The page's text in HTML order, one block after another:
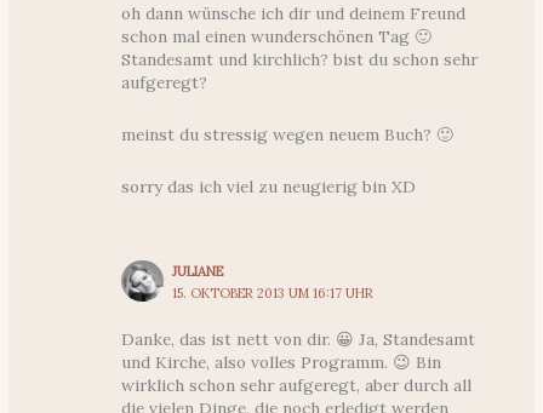
oh dann wünsche ich dir und deinem Freund
schon mal einen wunderschönen Tag 🙂
Standesamt und kirchlich? bist du schon sehr
aufgeregt?
meinst du stressig wegen neuem Buch? 🙂
sorry das ich viel zu neugierig bin XD
JULIANE
15. OKTOBER 2013 UM 16:17 UHR
Danke, das ist nett von dir. 😀 Ja, Standesamt
und Kirche, also volles Programm. 😉 Bin
wirklich schon sehr aufgeregt, aber durch all
die vielen Dinge, die noch erledigt werden